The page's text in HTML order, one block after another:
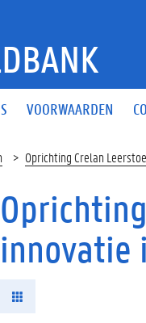
VOORWAARDEN
Oprichting Crelan
innovatie